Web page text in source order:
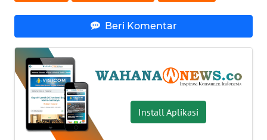
Beri Komentar
Install Aplikasi
WN
WN
SUMBAR
WN
SUMSEL